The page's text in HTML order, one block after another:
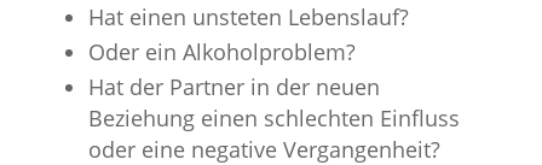
Hat einen unsteten Lebenslauf?
Oder ein Alkoholproblem?
Hat der Partner in der neuen
Beziehung einen schlechten Einfluss
oder eine negative Vergangenheit?